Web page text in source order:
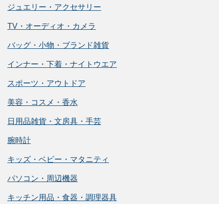
ジュエリー・アクセサリー
TV・オーディオ・カメラ
バッグ・小物・ブランド雑貨
インナー・下着・ナイトウエア
スポーツ・アウトドア
美容・コスメ・香水
日用品雑貨・文房具・手芸
腕時計
キッズ・ベビー・マタニティ
パソコン・周辺機器
キッチン用品・食器・調理器具